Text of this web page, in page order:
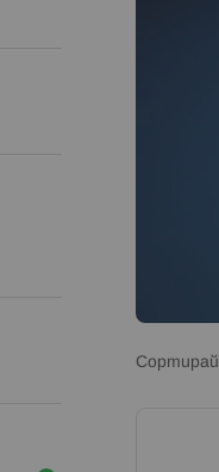
Сортирай